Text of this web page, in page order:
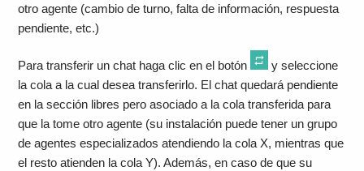
otro agente (cambio de turno, falta de información, respuesta
pendiente, etc.)
Para transferir un chat haga clic en el botón
y seleccione
la cola a la cual desea transferirlo. El chat quedará pendiente
en la sección libres pero asociado a la cola transferida para
que la tome otro agente (su instalación puede tener un grupo
de agentes especializados atendiendo la cola X, mientras que
el resto atienden la cola Y). Además, en caso de que su